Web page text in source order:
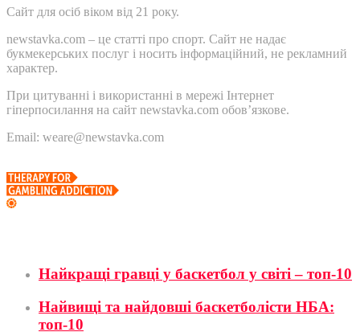
Сайт для осіб віком від 21 року.
newstavka.com – це статті про спорт. Сайт не надає
букмекерських послуг і носить інформаційний, не рекламний
характер.
При цитуванні і використанні в мережі Інтернет
гіперпосилання на сайт newstavka.com обов’язкове.
Email: weare@newstavka.com
Найкращі гравці у баскетбол у світі – топ-10
Найвищі та найдовші баскетболісти НБА:
топ-10